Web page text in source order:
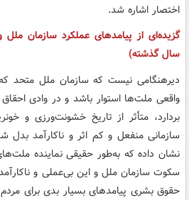
اختصار اشاره شد.
سال گذشته)
دیرهنگامی نیست که سازمان ملل متحد
واقعی ملت‌ها استوار باشد و در وادی
بردارد، متأثر از تاریخ خشونت‌ورزی و
سازمانی منفعل و کم اثر و ناکارآمد بدل
نشان داده که به‌طور حقیقی نماینده
سکوت سازمان ملل و این بی‌عملی و
حقوق بشری پیامدهای بسیار بدی برای مردم